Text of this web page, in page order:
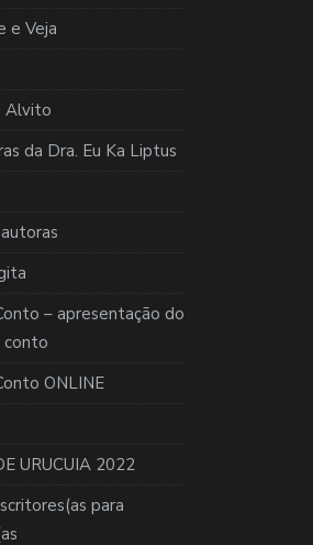
e Veja
Alvito
da Dra. Eu Ka Liptus
– apresentação do
conto
ONLINE
URUCUIA 2022
para